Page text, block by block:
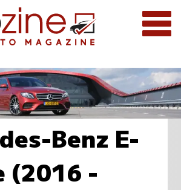
Benz E-
(2016 -